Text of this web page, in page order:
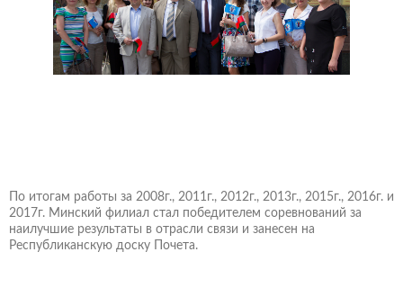
По итогам работы за 2008г., 2011г., 2012г., 2013г., 2015г., 2016г. и
2017г. Минский филиал стал победителем соревнований за
наилучшие результаты в отрасли связи и занесен на
Республиканскую доску Почета.